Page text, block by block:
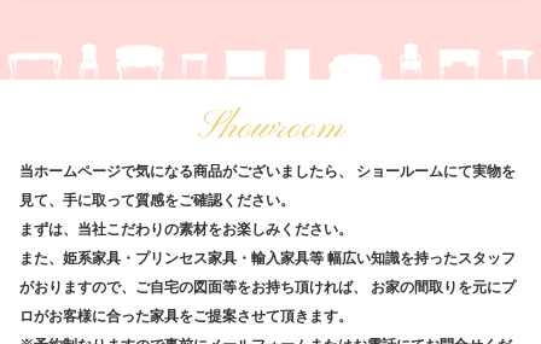
Showroom
当ホームページで気になる商品がございましたら、
ショールームにて実物を
見て、手に取って質感をご確認ください。
まずは、当社こだわりの素材をお楽しみください。
また、姫系家具・プリンセス家具・輸入家具等 幅広い知識を持ったスタッフ
がおりますので、ご自宅の図面等をお持ち頂ければ、
お家の間取りを元にプ
ロがお客様に合った家具をご提案させて頂きます。